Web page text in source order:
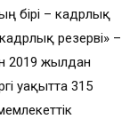
бірі – кадрлық
резерві» –
2019 жылдан
уақытта 315